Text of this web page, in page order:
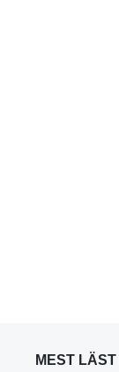
MEST LÄST